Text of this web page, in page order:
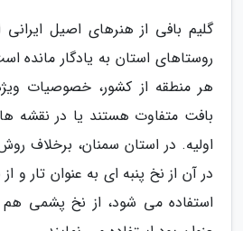
گلیم بافی از هنرهای اصیل
روستاهای استان به یادگار مانده
هر منطقه از کشور، خصوصیات
بافت متفاوت هستند یا در نقشه
اولیه. در استان سمنان، برخلاف
در آن از نخ پنبه ای به عنوان تار و
استفاده می شود، از نخ پشمی هم